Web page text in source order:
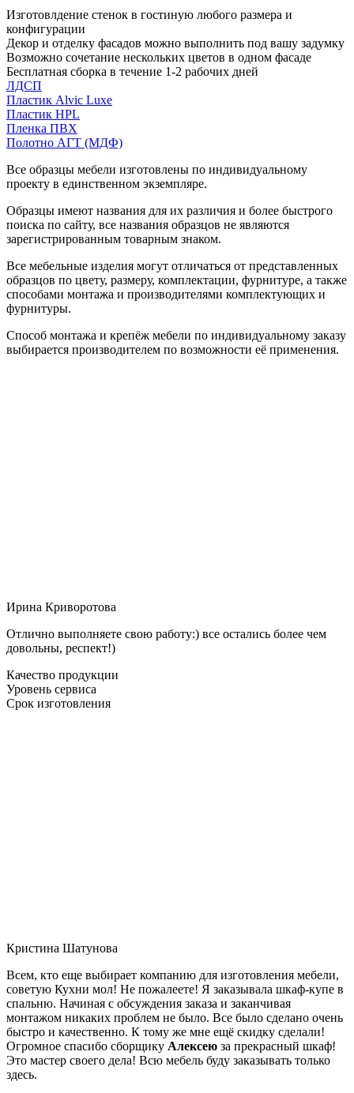
Изготовлдение стенок в гостиную любого размера и
конфигурации
Декор и отделку фасадов можно выполнить под вашу задумку
Возможно сочетание нескольких цветов в одном фасаде
Бесплатная сборка в течение 1-2 рабочих дней
ЛДСП
Пластик Alvic Luxe
Пластик HPL
Пленка ПВХ
Полотно АГТ (МДФ)
Все образцы мебели изготовлены по индивидуальному
проекту в единственном экземпляре.
Образцы имеют названия для их различия и более быстрого
поиска по сайту, все названия образцов не являются
зарегистрированным товарным знаком.
Все мебельные изделия могут отличаться от представленных
образцов по цвету, размеру, комплектации, фурнитуре, а также
способами монтажа и производителями комплектующих и
фурнитуры.
Способ монтажа и крепёж мебели по индивидуальному заказу
выбирается производителем по возможности её применения.
Ирина Криворотова
Отлично выполняете свою работу:) все остались более чем
довольны, респект!)
Качество продукции
Уровень сервиса
Срок изготовления
Кристина Шатунова
Всем, кто еще выбирает компанию для изготовления мебели,
советую Кухни мол! Не пожалеете! Я заказывала шкаф-купе в
спальню. Начиная с обсуждения заказа и заканчивая
монтажом никаких проблем не было. Все было сделано очень
быстро и качественно. К тому же мне ещё скидку сделали!
Огромное спасибо сборщику Алексею за прекрасный шкаф!
Это мастер своего дела! Всю мебель буду заказывать только
здесь.